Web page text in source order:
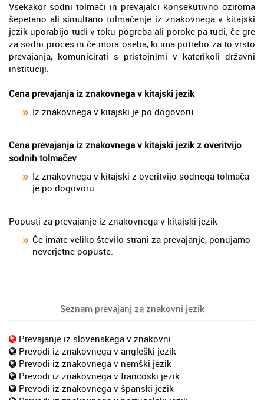
Vsekakor sodni tolmači in prevajalci konsekutivno oziroma
šepetano ali simultano tolmačenje iz znakovnega v kitajski
jezik uporabijo tudi v toku pogreba ali poroke pa tudi, če gre
za sodni proces in če mora oseba, ki ima potrebo za to vrsto
prevajanja, komunicirati s pristojnimi v katerikoli državni
instituciji.
Cena prevajanja iz znakovnega v kitajski jezik
Iz znakovnega v kitajski je po dogovoru
Cena prevajanja iz znakovnega v kitajski jezik z overitvijo
sodnih tolmačev
Iz znakovnega v kitajski z overitvijo sodnega tolmača
je po dogovoru
Popusti za prevajanje iz znakovnega v kitajski jezik
Če imate veliko število strani za prevajanje, ponujamo
neverjetne popuste.
Seznam prevajanj za znakovni jezik
Prevajanje iz slovenskega v znakovni
Prevodi iz znakovnega v angleški jezik
Prevodi iz znakovnega v nemški jezik
Prevodi iz znakovnega v francoski jezik
Prevodi iz znakovnega v španski jezik